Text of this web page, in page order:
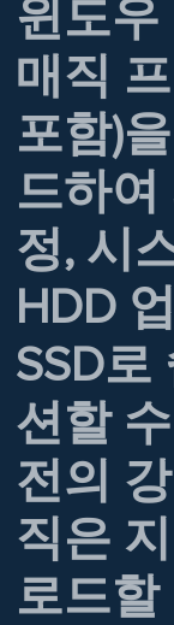
윈도우
매직
포함)
드하여
정, 시
HDD
SSD로
션할
전의
직은
로드할